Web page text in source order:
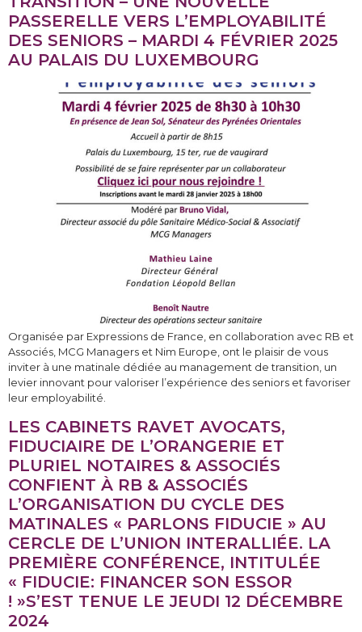
PASSERELLE VERS L’EMPLOYABILITÉ
DES SENIORS – MARDI 4 FÉVRIER 2025
AU PALAIS DU LUXEMBOURG
Organisée par Expressions de France, en collaboration avec RB et
Associés, MCG Managers et Nim Europe, ont le plaisir de vous
inviter à une matinale dédiée au management de transition, un
levier innovant pour valoriser l’expérience des seniors et favoriser
leur employabilité.
LES CABINETS RAVET AVOCATS,
FIDUCIAIRE DE L’ORANGERIE ET
PLURIEL NOTAIRES & ASSOCIÉS
CONFIENT À RB & ASSOCIÉS
L’ORGANISATION DU CYCLE DES
MATINALES « PARLONS FIDUCIE » AU
CERCLE DE L’UNION INTERALLIÉE. LA
PREMIÈRE CONFÉRENCE, INTITULÉE
« FIDUCIE: FINANCER SON ESSOR
! »S’EST TENUE LE JEUDI 12 DÉCEMBRE
2024